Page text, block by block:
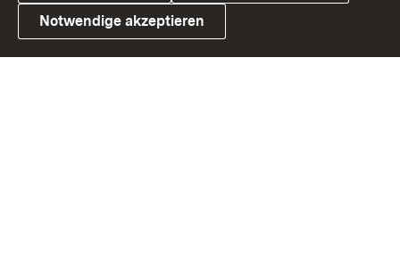
Link zum Landesportal
Notwendige akzeptieren